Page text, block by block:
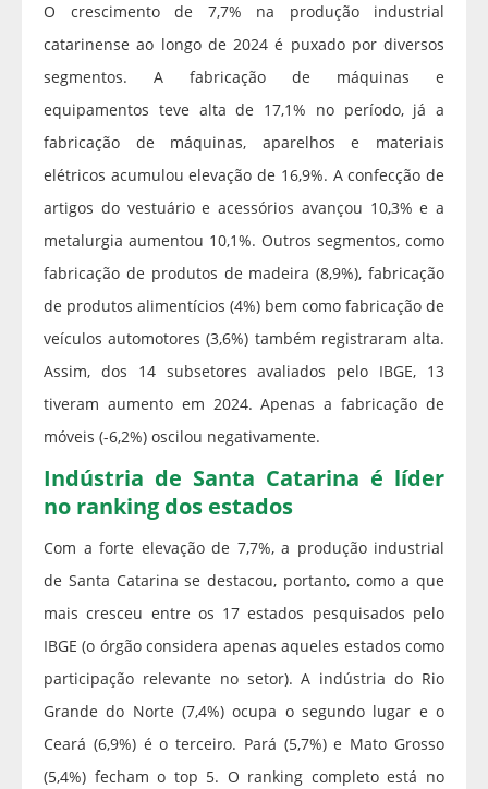
O crescimento de 7,7% na produção industrial
catarinense ao longo de 2024 é puxado por diversos
segmentos. A fabricação de máquinas e
equipamentos teve alta de 17,1% no período, já a
fabricação de máquinas, aparelhos e materiais
elétricos acumulou elevação de 16,9%. A confecção de
artigos do vestuário e acessórios avançou 10,3% e a
metalurgia aumentou 10,1%. Outros segmentos, como
fabricação de produtos de madeira (8,9%), fabricação
de produtos alimentícios (4%) bem como fabricação de
veículos automotores (3,6%) também registraram alta.
Assim, dos 14 subsetores avaliados pelo IBGE, 13
tiveram aumento em 2024. Apenas a fabricação de
móveis (-6,2%) oscilou negativamente.
Indústria de Santa Catarina é líder
no ranking dos estados
Com a forte elevação de 7,7%, a produção industrial
de Santa Catarina se destacou, portanto, como a que
mais cresceu entre os 17 estados pesquisados pelo
IBGE (o órgão considera apenas aqueles estados como
participação relevante no setor). A indústria do Rio
Grande do Norte (7,4%) ocupa o segundo lugar e o
Ceará (6,9%) é o terceiro. Pará (5,7%) e Mato Grosso
(5,4%) fecham o top 5. O ranking completo está no